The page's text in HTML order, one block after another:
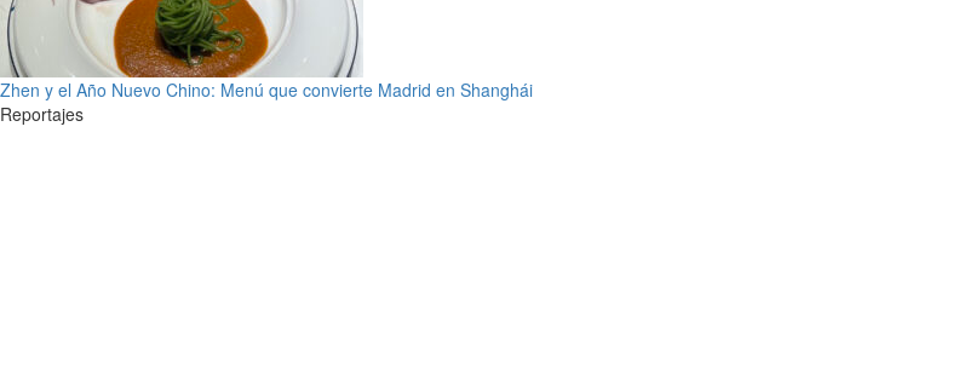
Zhen y el Año Nuevo Chino: Menú que convierte Madrid en Shanghái
Reportajes